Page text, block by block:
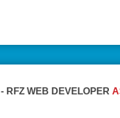
- RFZ WEB DEVELOPER